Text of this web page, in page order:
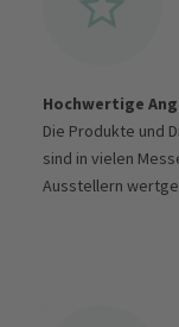
Hochwertige
Die Produkte und
sind in vielen
Ausstellern